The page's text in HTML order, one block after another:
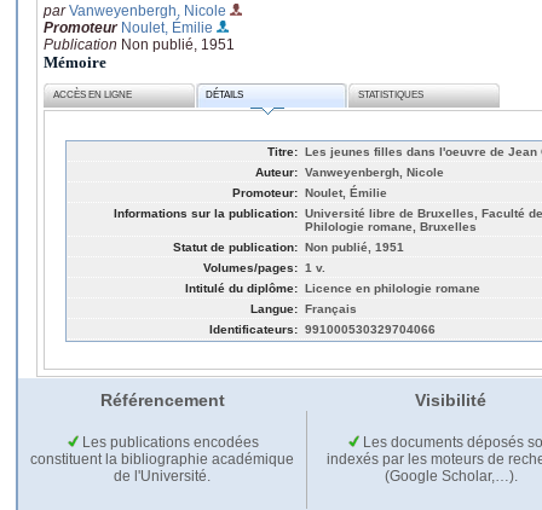
parVanweyenbergh, Nicole
Promoteur Noulet, Émilie
Publication Non publié, 1951
Mémoire
ACCÈS EN LIGNE DÉTAILS STATISTIQUES
Titre: Les jeunes filles dans l'oeuvre de Jean
Auteur: Vanweyenbergh, Nicole
Promoteur: Noulet, Émilie
Informations sur la publication: Université libre de Bruxelles, Faculté
Philologie romane, Bruxelles
Statut de publication: Non publié, 1951
Volumes/pages: 1 v.
Intitulé du diplôme: Licence en philologie romane
Langue: Français
Identificateurs: 991000530329704066
Référencement Visibilité
Les publications encodées
constituent la bibliographie académique
de l'Université.
Les documents déposés
indexés par les moteurs de
(Google Scholar,…).